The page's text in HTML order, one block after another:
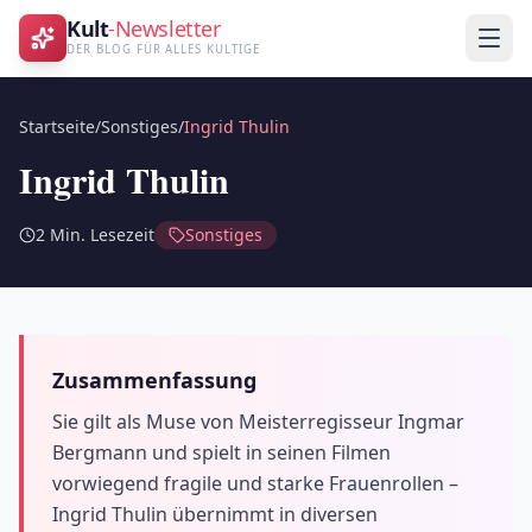
Kult-Newsletter
DER BLOG FÜR ALLES KULTIGE
Startseite/Sonstiges/Ingrid Thulin
Ingrid Thulin
2 Min. Lesezeit Sonstiges
Zusammenfassung
Sie gilt als Muse von Meisterregisseur Ingmar
Bergmann und spielt in seinen Filmen
vorwiegend fragile und starke Frauenrollen –
Ingrid Thulin übernimmt in diversen